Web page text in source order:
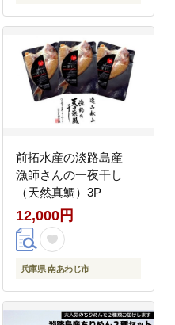
前拓水産の淡路島産
漁師さんの一夜干し
（天然真鯛）3P
12,000円
兵庫県 南あわじ市